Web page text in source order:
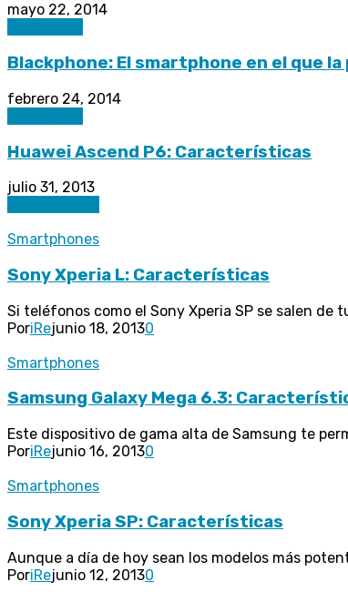
mayo 22, 2014
Blackphone: El smartphone en el que
febrero 24, 2014
Huawei Ascend P6: Características
julio 31, 2013
Smartphones
Sony Xperia L: Características
Si teléfonos como el Sony Xperia SP se salen
PoriRejunio 18, 20130
Smartphones
Samsung Galaxy Mega 6.3:
Este dispositivo de gama alta de Samsung te
PoriRejunio 16, 20130
Smartphones
Sony Xperia SP: Características
Aunque a día de hoy sean los modelos más
PoriRejunio 12, 20130